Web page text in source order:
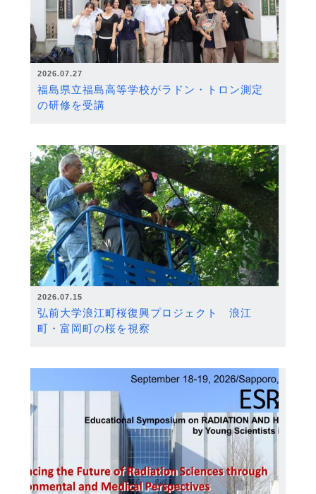
2026.07.27
福島県立福島高等学校がラドン・トロン測定
の研修を受講
2026.07.15
弘前大学浪江町桜復興プロジェクト 浪江
町・富岡町の桜を視察